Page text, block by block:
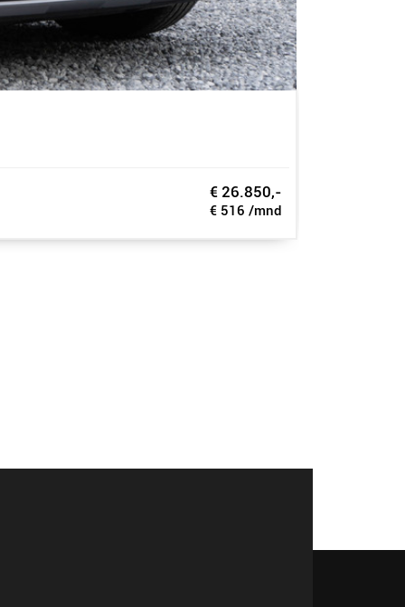
€ 26.850,-
€ 516 /mnd